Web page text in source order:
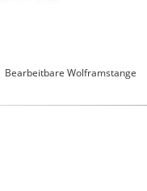
Bearbeitbare Wolframstange